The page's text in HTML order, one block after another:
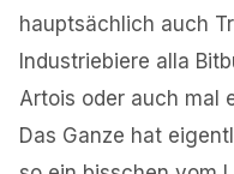
hauptsächlich auch
Industriebiere alla
Artois oder auch mal
Das Ganze hat